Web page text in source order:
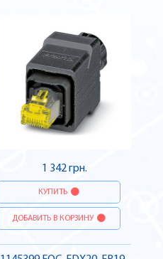
1 342 грн.
КУПИТЬ
ДОБАВИТЬ В КОРЗИНУ